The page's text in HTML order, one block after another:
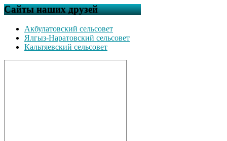
Сайты наших друзей
Акбулатовский сельсовет
Ялгыз-Наратовский сельсовет
Кальтяевский сельсовет